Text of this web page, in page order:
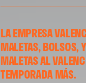
LA EMPRESA
MALETAS, BOLSOS,
MALETAS AL
TEMPORADA MÁS.